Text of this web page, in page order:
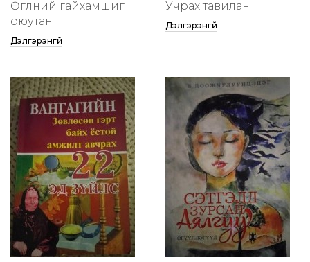
Өглөөний гайхамшиг
оюутан
Дэлгэрэнгүй
Учрах тавилан
Дэлгэрэнгүй